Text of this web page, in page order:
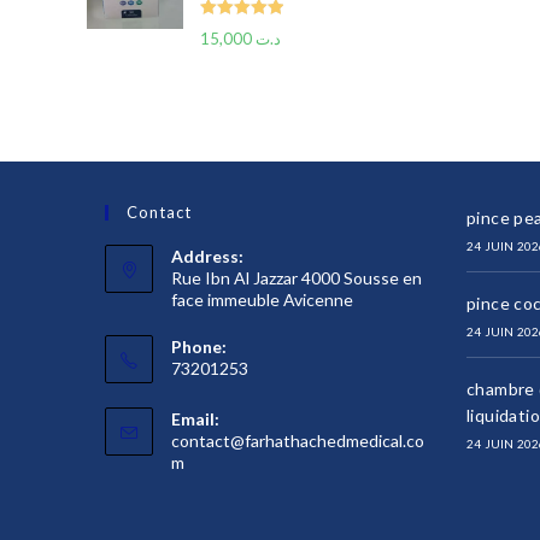
Rated5.00د.ت
Contact
Address:
Rue Ibn Al Jazzar 4000 Sousse en
face immeuble Avicenne
Phone:
73201253
Email:
contact@farhathachedmedical.co
m
pince
24 JUIN
pince
24 JUIN
24 JUIN